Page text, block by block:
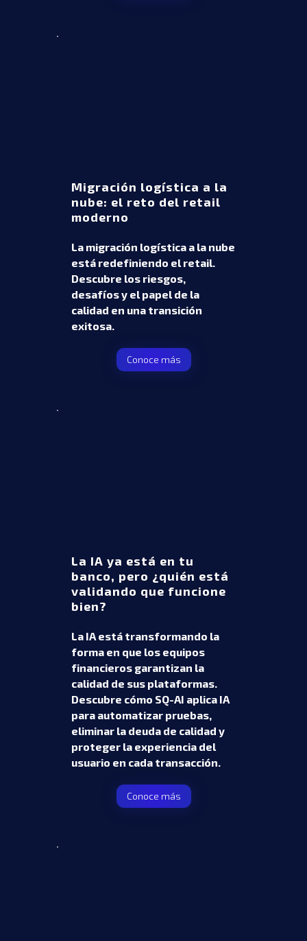
Migración logística a la
nube: el reto del retail
moderno
La migración logística a la nube
está redefiniendo el retail.
Descubre los riesgos,
desafíos y el papel de la
calidad en una transición
exitosa.
Conoce más
La IA ya está en tu
banco, pero ¿quién está
validando que funcione
bien?
La IA está transformando la
forma en que los equipos
financieros garantizan la
calidad de sus plataformas.
Descubre cómo SQ-AI aplica IA
para automatizar pruebas,
eliminar la deuda de calidad y
proteger la experiencia del
usuario en cada transacción.
Conoce más